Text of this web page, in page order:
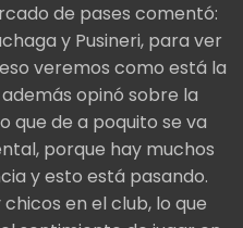
de pases comentó:
y Pusineri, para ver
veremos como está la
opinó sobre la
que de a poquito se va
porque hay muchos
y esto está pasando.
en el club, lo que